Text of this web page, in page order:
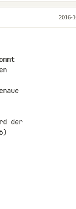
2016-
der